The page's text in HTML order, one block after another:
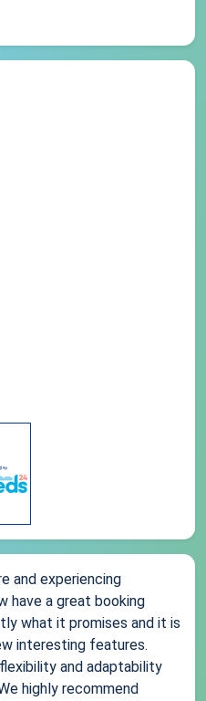
and experiencing
have a great booking
what it promises and it is
interesting features.
and adaptability
highly recommend